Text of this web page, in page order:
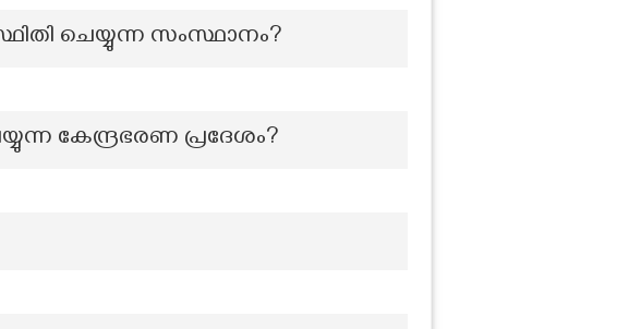
ചെയ്യുന്ന സംസ്ഥാനം?
കേന്ദ്രഭരണ പ്രദേശം?